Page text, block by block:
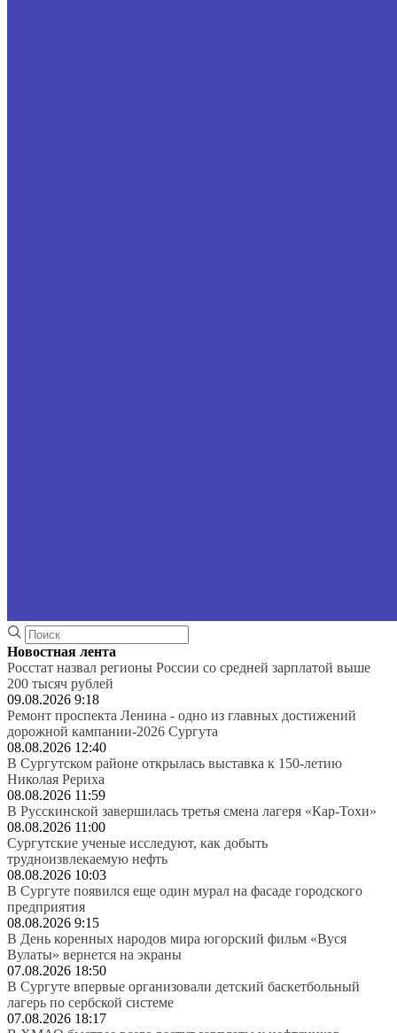
Новостная лента
Росстат назвал регионы России со средней зарплатой выше
200 тысяч рублей
09.08.2026 9:18
Ремонт проспекта Ленина - одно из главных достижений
дорожной кампании-2026 Сургута
08.08.2026 12:40
В Сургутском районе открылась выставка к 150-летию
Николая Рериха
08.08.2026 11:59
В Русскинской завершилась третья смена лагеря «Кар-Тохи»
08.08.2026 11:00
Сургутские ученые исследуют, как добыть
трудноизвлекаемую нефть
08.08.2026 10:03
В Сургуте появился еще один мурал на фасаде городского
предприятия
08.08.2026 9:15
В День коренных народов мира югорский фильм «Вуся
Вулаты» вернется на экраны
07.08.2026 18:50
В Сургуте впервые организовали детский баскетбольный
лагерь по сербской системе
07.08.2026 18:17